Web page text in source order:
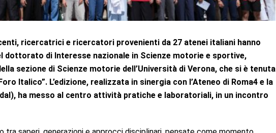
ricercatrici e ricercatori provenienti da 27 atenei italiani hanno
dottorato di Interesse nazionale in Scienze motorie e sportive,
sezione di Scienze motorie dell’Università di Verona, che si è tenuta
Italico”. L’edizione, realizzata in sinergia con l’Ateneo di Roma4 e la
ha messo al centro attività pratiche e laboratoriali, in un incontro